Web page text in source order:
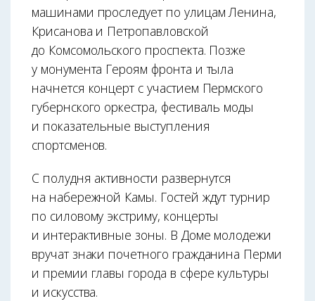
машинами проследует по улицам Ленина,
Крисанова и Петропавловской
до Комсомольского проспекта. Позже
у монумента Героям фронта и тыла
начнется концерт с участием Пермского
губернского оркестра, фестиваль моды
и показательные выступления
спортсменов.
С полудня активности развернутся
на набережной Камы. Гостей ждут турнир
по силовому экстриму, концерты
и интерактивные зоны. В Доме молодежи
вручат знаки почетного гражданина Перми
и премии главы города в сфере культуры
и искусства.